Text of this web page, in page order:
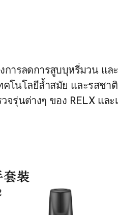
คโนโลยีล้ำสมัย และรสชา
รุ่นต่างๆ ของ RELX แล